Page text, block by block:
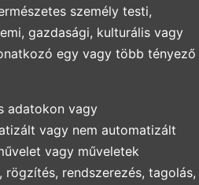
személy testi,
gazdasági, kulturális vagy
egy vagy több tényező
adatokon vagy
vagy nem automatizált
vagy műveletek
rögzítés, rendszerezés, tagolás,